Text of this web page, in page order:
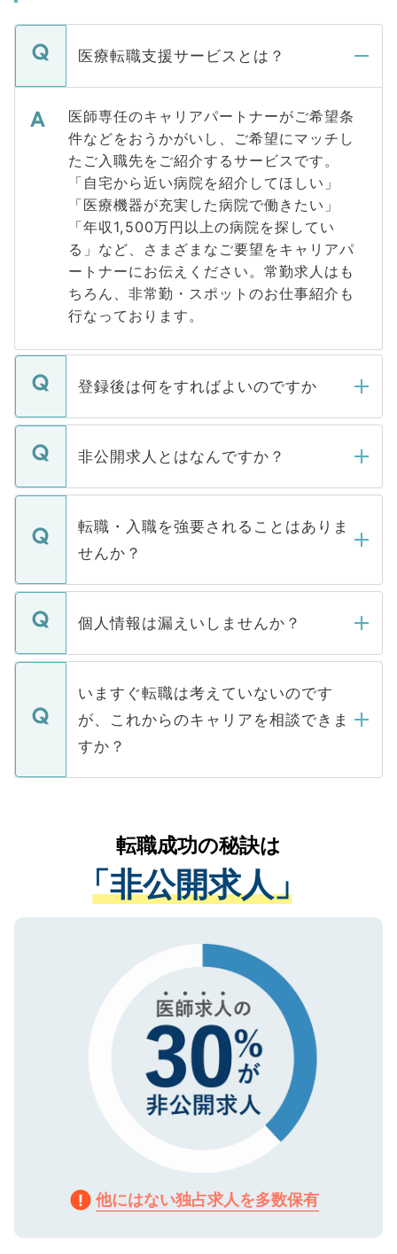
医療転職支援サービスとは？
医師専任のキャリアパートナーがご希望条
件などをおうかがいし、ご希望にマッチし
たご入職先をご紹介するサービスです。
「自宅から近い病院を紹介してほしい」
「医療機器が充実した病院で働きたい」
「年収1,500万円以上の病院を探してい
る」など、さまざまなご要望をキャリアパ
ートナーにお伝えください。常勤求人はも
ちろん、非常勤・スポットのお仕事紹介も
行なっております。
登録後は何をすればよいのですか
ご登録いただきましたら、弊社担当者がご
登録内容を確認し、その後メールもしくは
ます。通常、5営業日以内にはご連絡をせて
いただきますので、しばらくお待ちくださ
い。
非公開求人とはなんですか？
マイナビDOCTORで取り扱っている求人の
うち約3割は、Webサイトからご覧いただ
けない「非公開求人」です。非公開求人は
下記の理由によって、一般には公開してい
ません。
■応募殺到を避けるため 人気のある医療機
関を公にしてしまうと、応募が殺到する場
に、医療機関が求める条件に合った人材の
みを人材紹介会社に依頼するケースが増え
ています。
転職・入職を強要されることはありま
せんか？
転職・入職を強要することは一切ありませ
ん。また、仮に応募先から内定をいただい
定を承諾する必要はありません。内定先へ
の辞退の連絡はキャリアパートナーが行い
ますので、ご安心ください。
個人情報は漏えいしませんか？
個人情報が漏えいすることはありませんの
で、ご安心ください。当サイトからの登録
などで収集したご登録者様の個人情報は、
ご本人のキャリアアップおよび転職活動の
支援を目的に使用いたします。お預かりし
ているすべての個人データはご本人の許可
は、個人情報の取り扱いについての厳密な
管理基準を満たした事業者のみに付与され
る、プライバシーマークを取得済みです。
ご登録いただいた個人情報は、SSL（デー
で、機密保持に関してもご安心ください。
いますぐ転職は考えていないのです
が、これからのキャリアを相談できま
すか？
かがいして、現在の医療機関の状況や紹介
経験をまじえながら、適切なアドバイスを
させていただきます。すぐにご転職をされ
ない方には、長期的なサポートが可能です
ので、まずはご登録ください。
転職成功の秘訣は
「非公開求人」
他にはない独占求人を多数保有